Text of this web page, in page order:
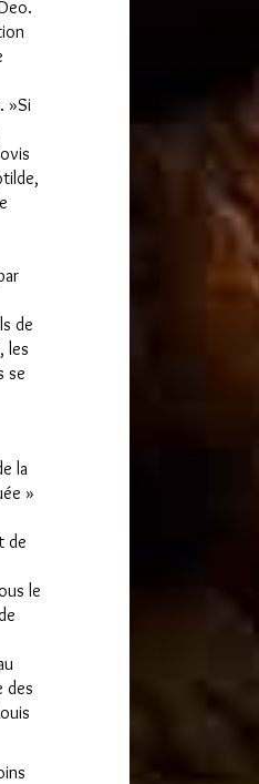
»Si
de
les
se
la
»
de
le
des